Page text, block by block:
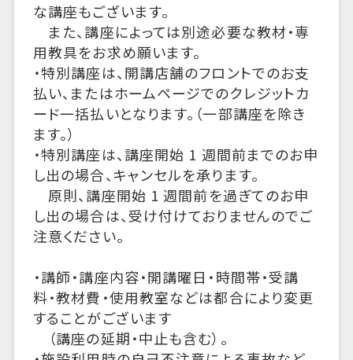
な講座もございます。
また、講座によっては別途必要な教材・専
用教具をお求め願います。
・特別講座は、開講店舗のフロントでのお支
払い、またはホームページでのクレジットカ
ード一括払いとなります。（一部講座を除き
ます。）
・特別講座は、講座開始 1 週間前までのお申
し出の場合、キャンセルを承ります。
原則、講座開始 1 週間前を過ぎてのお申
し出の場合は、受け付けておりませんのでご
注意ください。
・講師・講座内容・開講曜日・時間帯・受講
料・教材費・使用教室などは都合により変更
することがございます
（講座の延期・中止も含む）。